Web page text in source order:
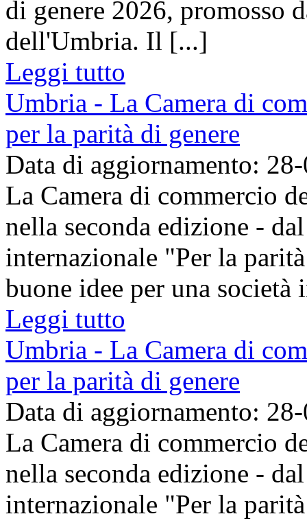
di genere 2026, promosso
dell'Umbria. Il [...]
Leggi tutto
Umbria - La Camera di
per la parità di genere
Data di aggiornamento:
La Camera di commercio
nella seconda edizione -
internazionale "Per la
buone idee per una
Leggi tutto
Umbria - La Camera di
per la parità di genere
Data di aggiornamento:
La Camera di commercio
nella seconda edizione -
internazionale "Per la